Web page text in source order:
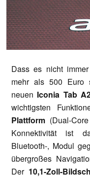
Dass es nicht
mehr als 500 Euro
neuen Iconia Tab
wichtigsten
Plattform (Dual-
Konnektivität ist
Bluetooth-, Modul
übergroßes
Der 10,1-Zoll-